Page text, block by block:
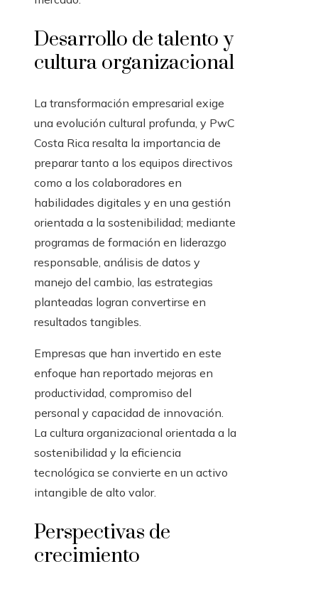
Desarrollo de talento y
cultura organizacional
La transformación empresarial exige
una evolución cultural profunda, y PwC
Costa Rica resalta la importancia de
preparar tanto a los equipos directivos
como a los colaboradores en
habilidades digitales y en una gestión
orientada a la sostenibilidad; mediante
programas de formación en liderazgo
responsable, análisis de datos y
manejo del cambio, las estrategias
planteadas logran convertirse en
resultados tangibles.
Empresas que han invertido en este
enfoque han reportado mejoras en
productividad, compromiso del
personal y capacidad de innovación.
La cultura organizacional orientada a la
sostenibilidad y la eficiencia
tecnológica se convierte en un activo
intangible de alto valor.
Perspectivas de
crecimiento